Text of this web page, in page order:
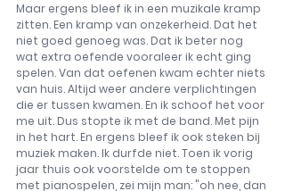
Maar ergens bleef ik in een muzikale kramp
zitten. Een kramp van onzekerheid. Dat het
niet goed genoeg was. Dat ik beter nog
wat extra oefende vooraleer ik echt ging
spelen. Van dat oefenen kwam echter niets
van huis. Altijd weer andere verplichtingen
die er tussen kwamen. En ik schoof het voor
me uit. Dus stopte ik met de band. Met pijn
in het hart. En ergens bleef ik ook steken bij
muziek maken. Ik durfde niet. Toen ik vorig
jaar thuis ook voorstelde om te stoppen
met pianospelen, zei mijn man: "oh nee, dan